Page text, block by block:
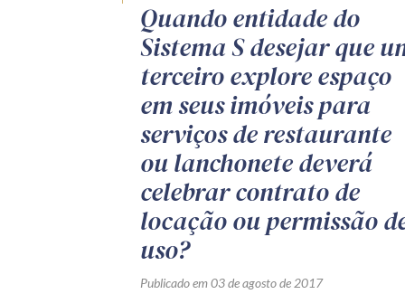
Quando entidade do
Sistema S desejar que
terceiro explore espaço
em seus imóveis para
serviços de restaurante
ou lanchonete deverá
celebrar contrato de
locação ou permissão
uso?
Publicado em 03 de agosto de 2017